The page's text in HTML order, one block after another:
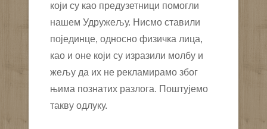
који су као предузетници помогли
нашем Удружељу. Нисмо ставили
појединце, односно физичка лица,
као и оне који су изразили молбу и
жељу да их не рекламирамо због
њима познатих разлога. Поштујемо
такву одлуку.